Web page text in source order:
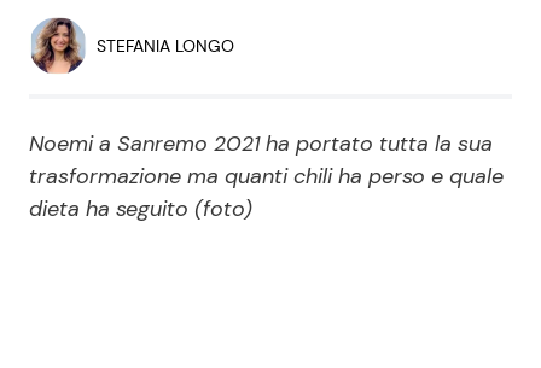
Economia
Persone Scomparse
Politica
Programmi TV
STEFANIA LONGO
Noemi a Sanremo 2021 ha portato tutta la sua
trasformazione ma quanti chili ha perso e quale
dieta ha seguito (foto)